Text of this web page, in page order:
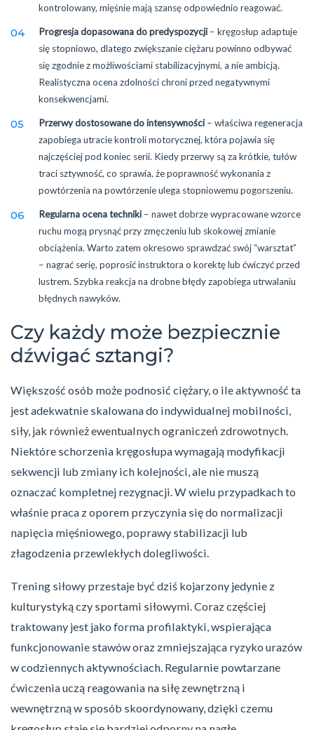
kontrolowany, mięśnie mają szansę odpowiednio reagować.
Progresja dopasowana do predyspozycji – kręgosłup adaptuje
się stopniowo, dlatego zwiększanie ciężaru powinno odbywać
się zgodnie z możliwościami stabilizacyjnymi, a nie ambicją.
Realistyczna ocena zdolności chroni przed negatywnymi
konsekwencjami.
Przerwy dostosowane do intensywności – właściwa regeneracja
zapobiega utracie kontroli motorycznej, która pojawia się
najczęściej pod koniec serii. Kiedy przerwy są za krótkie, tułów
traci sztywność, co sprawia, że poprawność wykonania z
powtórzenia na powtórzenie ulega stopniowemu pogorszeniu.
Regularna ocena techniki – nawet dobrze wypracowane wzorce
ruchu mogą prysnąć przy zmęczeniu lub skokowej zmianie
obciążenia. Warto zatem okresowo sprawdzać swój “warsztat”
– nagrać serię, poprosić instruktora o korektę lub ćwiczyć przed
lustrem. Szybka reakcja na drobne błędy zapobiega utrwalaniu
błędnych nawyków.
Czy każdy może bezpiecznie
dźwigać sztangi?
Większość osób może podnosić ciężary, o ile aktywność ta
jest adekwatnie skalowana do indywidualnej mobilności,
siły, jak również ewentualnych ograniczeń zdrowotnych.
Niektóre schorzenia kręgosłupa wymagają modyfikacji
sekwencji lub zmiany ich kolejności, ale nie muszą
oznaczać kompletnej rezygnacji. W wielu przypadkach to
właśnie praca z oporem przyczynia się do normalizacji
napięcia mięśniowego, poprawy stabilizacji lub
złagodzenia przewlekłych dolegliwości.
Trening siłowy przestaje być dziś kojarzony jedynie z
kulturystyką czy sportami siłowymi. Coraz częściej
traktowany jest jako forma profilaktyki, wspierająca
funkcjonowanie stawów oraz zmniejszająca ryzyko urazów
w codziennych aktywnościach. Regularnie powtarzane
ćwiczenia uczą reagowania na siłę zewnętrzną i
wewnętrzną w sposób skoordynowany, dzięki czemu